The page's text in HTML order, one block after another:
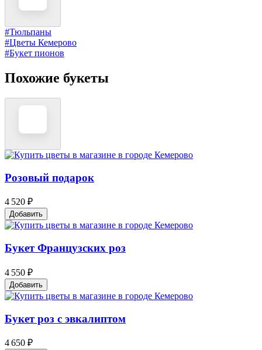
#Тюльпаны
#Цветы Кемерово
#Букет пионов
Похожие букеты
Розовый подарок
4 520 ₽
Добавить
Букет Французских роз
4 550 ₽
Добавить
Букет роз с эвкалиптом
4 650 ₽